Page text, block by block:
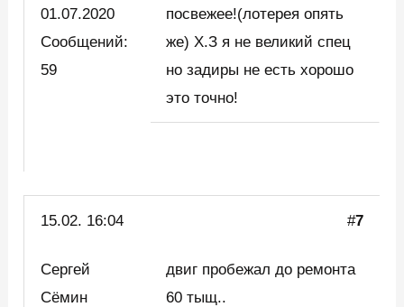
01.07.2020
Сообщений:
59
посвежее!(лотерея опять
же) Х.З я не великий спец
но задиры не есть хорошо
это точно!
15.02. 16:04 #7
Сергей
Сёмин
двиг пробежал до ремонта
60 тыщ..